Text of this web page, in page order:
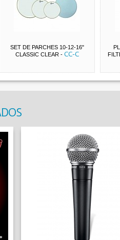
SET DE PARCHES 10-12-16"
CLASSIC CLEAR- CC-C